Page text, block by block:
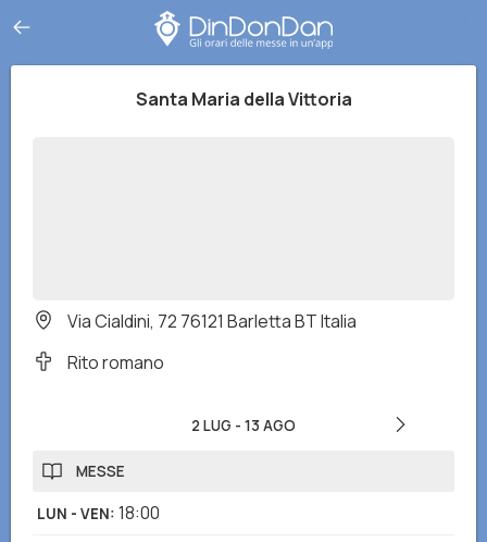
Santa Maria della Vittoria
Via Cialdini, 72 76121 Barletta BT Italia
Rito romano
2 LUG - 13 AGO
MESSE
LUN - VEN: 18:00